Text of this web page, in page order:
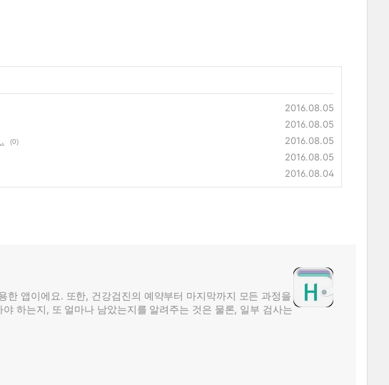
2016.08.05
2016.08.05
(0)
2016.08.05
2016.08.05
2016.08.04
앱이에요. 또한, 건강검진의 예약부터 마지막까지 모든 과정을
하는지, 또 얼마나 남았는지를 알려주는 것은 물론, 일부 검사는